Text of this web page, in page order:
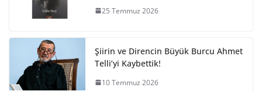
25 Temmuz 2026
Şiirin ve Direncin Büyük Burcu Ahmet
Telli’yi Kaybettik!
10 Temmuz 2026